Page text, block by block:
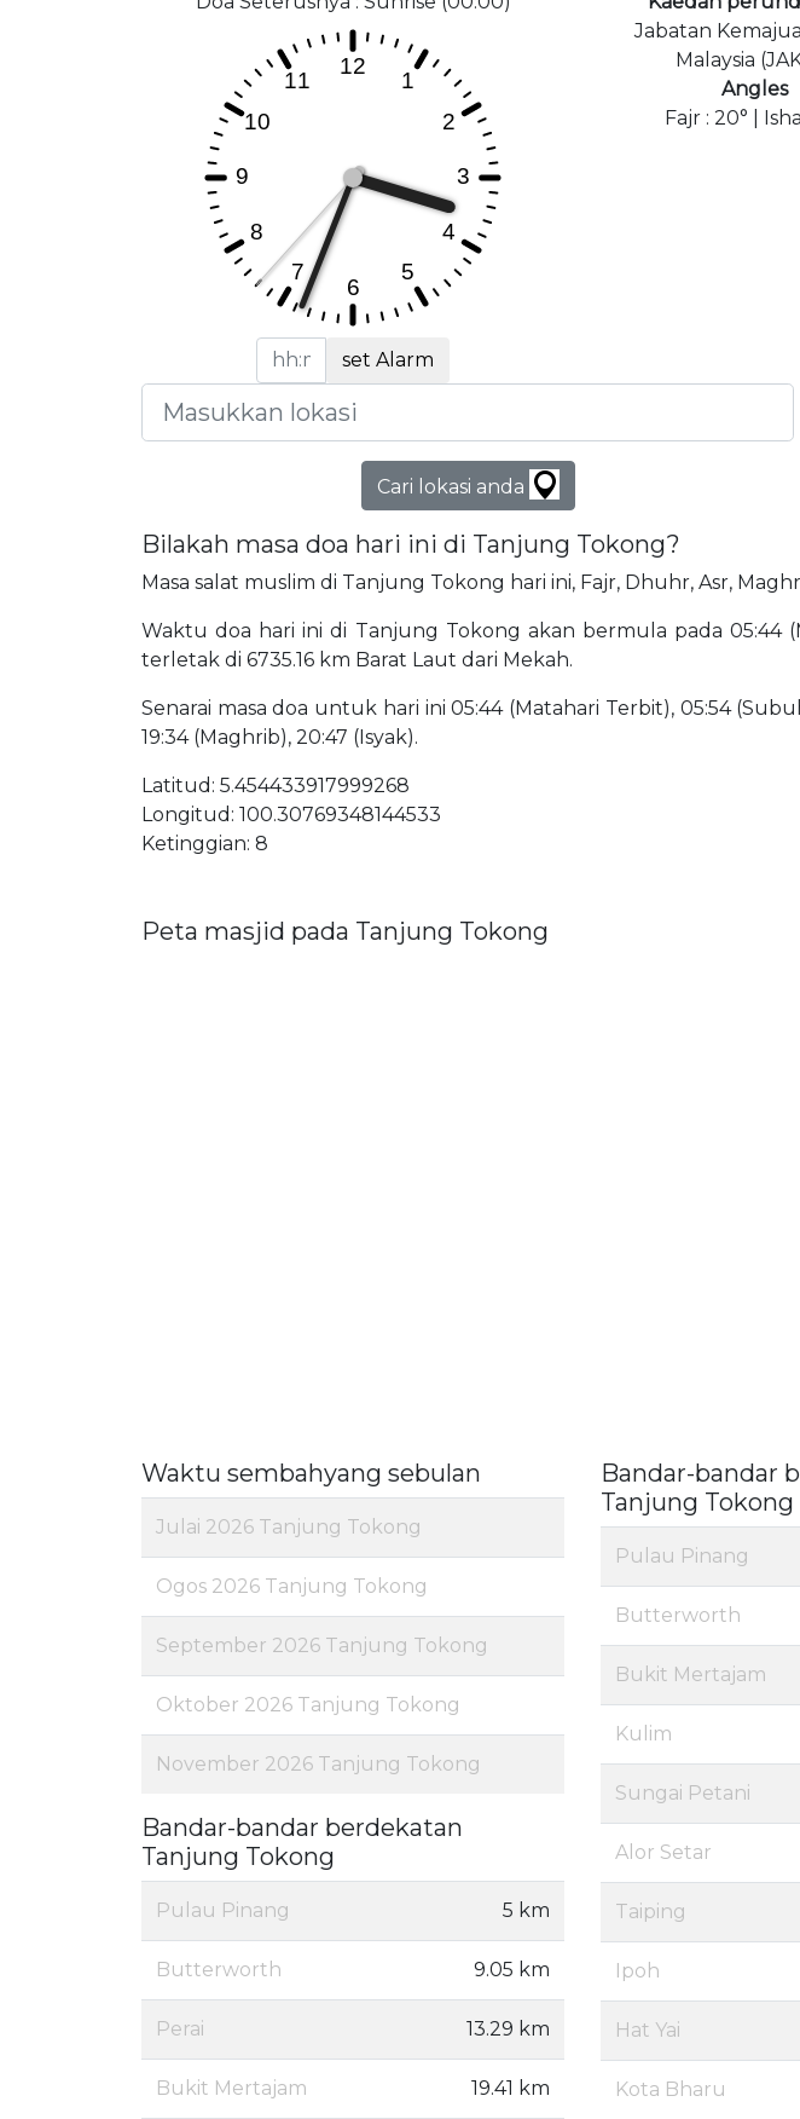
set Alarm
Jabatan
Malaysia
Angles
Fajr : 20° |
Cari lokasi anda
Bilakah masa doa hari ini di Tanjung Tokong?
Masa salat muslim di Tanjung Tokong hari ini, Fajr, Dhuhr, Asr,
Waktu doa hari ini di Tanjung Tokong akan bermula pada 05:44
terletak di 6735.16 km Barat Laut dari Mekah.
Senarai masa doa untuk hari ini 05:44 (Matahari Terbit), 05:54
19:34 (Maghrib), 20:47 (Isyak).
Latitud: 5.454433917999268
Longitud: 100.30769348144533
Ketinggian: 8
Peta masjid pada Tanjung Tokong
Waktu sembahyang sebulan
Julai 2026 Tanjung Tokong
Ogos 2026 Tanjung Tokong
September 2026 Tanjung Tokong
Oktober 2026 Tanjung Tokong
November 2026 Tanjung Tokong
Bandar-bandar berdekatan
Tanjung Tokong
Pulau Pinang 5 km
Butterworth 9.05 km
Perai 13.29 km
Bukit Mertajam 19.41 km
Bandar-bandar
Tanjung Tokong
Pulau Pinang
Butterworth
Bukit Mertajam
Kulim
Sungai Petani
Alor Setar
Taiping
Ipoh
Hat Yai
Kota Bharu